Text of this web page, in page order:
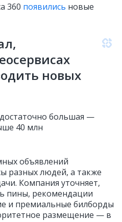
360 появились новые
новых
большая —
40 млн
объявлений
разных людей, а также
Компания уточняет,
пины, рекомендации
и премиальные билборды
размещение — в